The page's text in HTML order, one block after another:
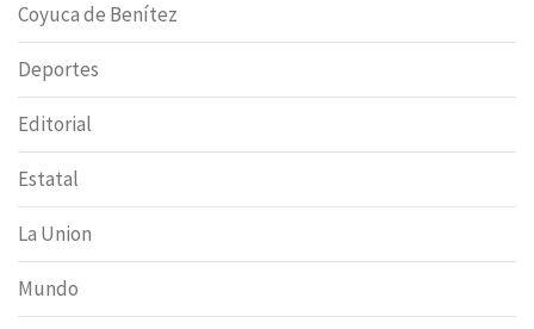
Coyuca de Benítez
Deportes
Editorial
Estatal
La Union
Mundo